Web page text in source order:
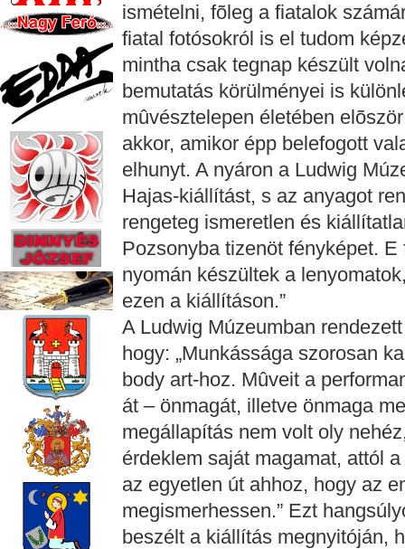
ismételni, fõleg a fiatalok
fiatal fotósokról is el tudom
mintha csak tegnap készült
bemutatás körülményei is
mûvésztelepen életében
akkor, amikor épp belefogott
elhunyt. A nyáron a Ludwig
Hajas-kiállítást, s az anyagot
rengeteg ismeretlen és
Pozsonyba tizenöt fényképet.
nyomán készültek a
ezen a kiállításon.”
A Ludwig Múzeumban
hogy: „Munkássága szorosan
body art-hoz. Mûveit a
át – önmagát, illetve önmaga
megállapítás nem volt oly
érdeklem saját magamat, attól
az egyetlen út ahhoz, hogy az
megismerhessen.” Ezt
beszélt a kiállítás megnyitóján,